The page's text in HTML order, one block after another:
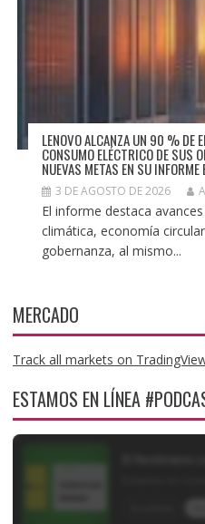
LENOVO ALCANZA UN 90 % DE
CONSUMO ELÉCTRICO DE SUS
NUEVAS METAS EN SU
3 DE AGOSTO DE 2026
El informe destaca
climática, economía
gobernanza, al mismo...
MERCADO
Track all markets on
ESTAMOS EN LÍNEA